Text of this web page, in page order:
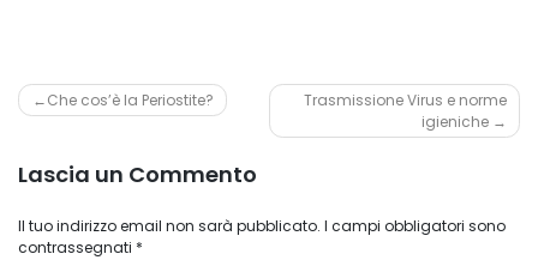
Navigazione
Che cos’è la Periostite?
Trasmissione Virus e norme
igieniche
Lascia un Commento
Il tuo indirizzo email non sarà pubblicato. I campi obbligatori sono
contrassegnati *